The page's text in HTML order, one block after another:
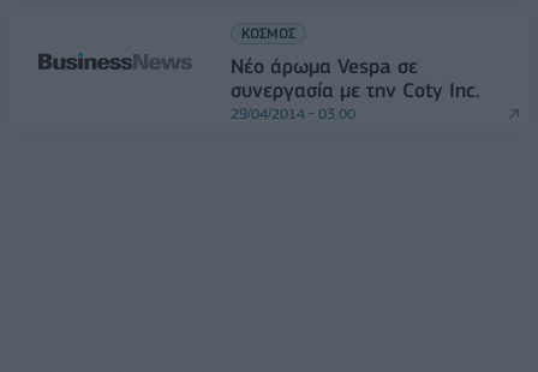
ΚΟΣΜΟΣ
Νέο άρωμα Vespa σε
συνεργασία με την Coty Inc.
29/04/2014 - 03:00